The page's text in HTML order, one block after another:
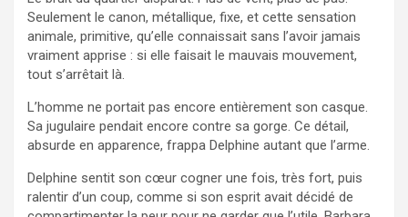
Seulement le canon, métallique, fixe, et cette sensation
animale, primitive, qu’elle connaissait sans l’avoir jamais
vraiment apprise : si elle faisait le mauvais mouvement,
tout s’arrêtait là.
L’homme ne portait pas encore entièrement son casque.
Sa jugulaire pendait encore contre sa gorge. Ce détail,
absurde en apparence, frappa Delphine autant que l’arme.
Delphine sentit son cœur cogner une fois, très fort, puis
ralentir d’un coup, comme si son esprit avait décidé de